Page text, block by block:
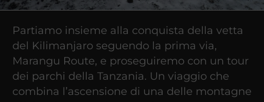
Partiamo insieme alla conquista della vetta
del Kilimanjaro seguendo la prima via,
Marangu Route, e proseguiremo con un tour
dei parchi della Tanzania. Un viaggio che
combina l’ascensione di una delle montagne